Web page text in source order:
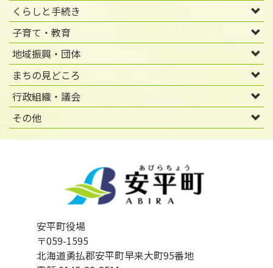
くらしと手続き
子育て・教育
地域振興・団体
まちの見どころ
行政組織・議会
その他
安平町役場
〒059-1595
北海道勇払郡安平町早来大町95番地